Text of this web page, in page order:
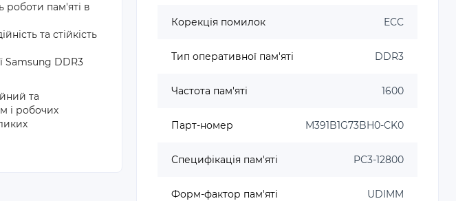
роботи пам'яті в
та стійкість
Samsung DDR3
та
і робочих
Корекція помилок ECC
Тип оперативної пам'яті DDR3
Частота пам'яті 1600
Парт-номер M391B1G73BH0-CK0
Специфікація пам'яті PC3-12800
Форм-фактор пам'яті UDIMM